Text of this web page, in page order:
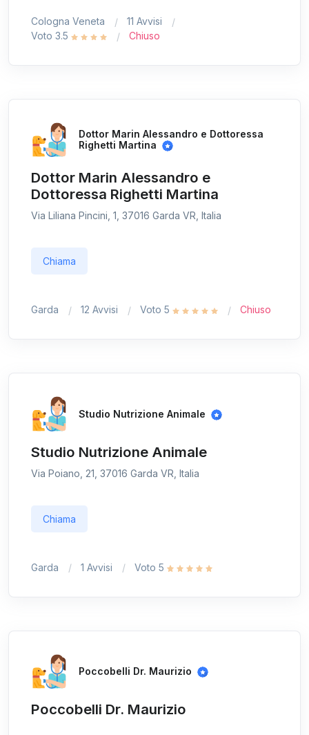
Cologna Veneta
11 Avvisi
Voto 3.5
Chiuso
Dottor Marin Alessandro e Dottoressa
Righetti Martina
Dottor Marin Alessandro e
Dottoressa Righetti Martina
Via Liliana Pincini, 1, 37016 Garda VR, Italia
Chiama
Garda 12 Avvisi Voto 5 Chiuso
Studio Nutrizione Animale
Studio Nutrizione Animale
Via Poiano, 21, 37016 Garda VR, Italia
Chiama
Garda 1 Avvisi Voto 5
Poccobelli Dr. Maurizio
Poccobelli Dr. Maurizio